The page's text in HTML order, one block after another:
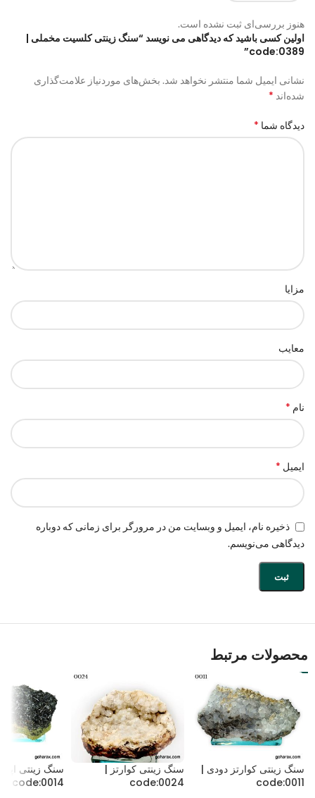
هنوز بررسی‌ای ثبت نشده است.
اولین کسی باشید که دیدگاهی می نویسد “سنگ زینتی کلسیت مخملی |
code:0389”
نشانی ایمیل شما منتشر نخواهد شد. بخش‌های موردنیاز علامت‌گذاری
شده‌اند *
دیدگاه شما *
مزایا
معایب
نام *
ایمیل *
ذخیره نام، ایمیل و وبسایت من در مرورگر برای زمانی که دوباره
دیدگاهی می‌نویسم.
محصولات مرتبط
سنگ زینتی کوارتز دودی |
code:0011
سنگ زینتی کوارتز |
code:0024
سنگ زینتی
code:0014